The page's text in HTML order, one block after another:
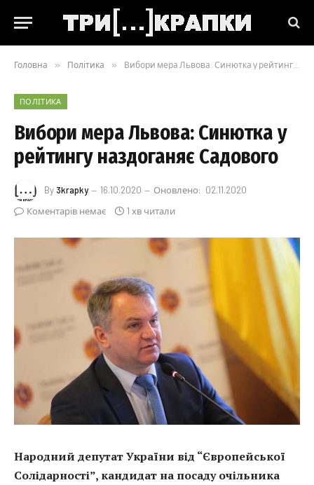
Головна » Політика » Вибори мера Львова: Синютка у рейтингу наздоганяє Садового
ПОЛІТИКА
Вибори мера Львова: Синютка у
рейтингу наздоганяє Садового
By 3krapky 16.10.2020 Оновлено: 02.11.2020
Коментарів немає
1 хв читали
Народний депутат України від “Європейської
Солідарності”, кандидат на посаду очільника